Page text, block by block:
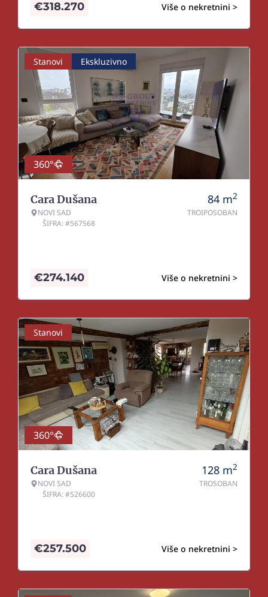
Više o nekretnini >
€318.270
Stanovi Ekskluzivno
360°
Cara Dušana
NOVI SAD
ŠIFRA: #567568
84 m2
TROIPOSOBAN
Više o nekretnini >
€274.140
Stanovi
360°
Cara Dušana
NOVI SAD
ŠIFRA: #526600
128 m2
TROSOBAN
Više o nekretnini >
€257.500